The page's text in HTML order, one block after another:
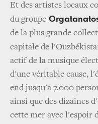
Et des artistes locaux
du groupe
de la plus grande
capitale de
actif de la musique
d'une véritable cause,
end jusqu'a 7.000
ainsi que des dizaines
cette mer avec l'espoir